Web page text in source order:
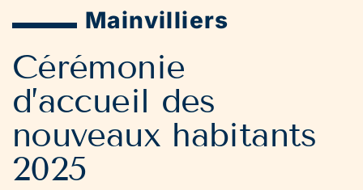
Mainvilliers
Cérémonie
d’accueil des
nouveaux habitants
2025